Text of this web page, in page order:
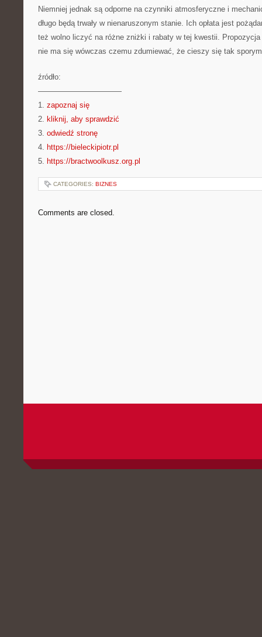
Niemniej jednak są odporne na czynniki atmosferyczne i
długo będą trwały w nienaruszonym stanie. Ich opłata jest
też wolno liczyć na różne zniżki i rabaty w tej kwestii.
nie ma się wówczas czemu zdumiewać, że cieszy się tak
źródło:
———————————
1. zapoznaj się
2. kliknij, aby sprawdzić
3. odwiedź stronę
4. https://bieleckipiotr.pl
5. https://bractwoolkusz.org.pl
CATEGORIES: BIZNES
Comments are closed.